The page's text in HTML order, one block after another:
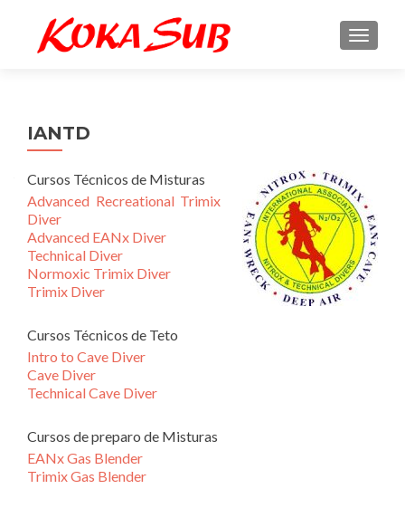
IANTD
Cursos Técnicos de Misturas
Advanced Recreational Trimix
Diver
Advanced EANx Diver
Technical Diver
Normoxic Trimix Diver
Trimix Diver
Cursos Técnicos de Teto
Intro to Cave Diver
Cave Diver
Technical Cave Diver
Cursos de preparo de Misturas
EANx Gas Blender
Trimix Gas Blender